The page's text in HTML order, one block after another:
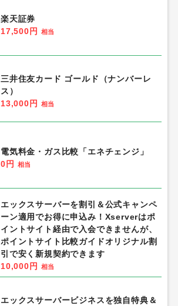
楽天証券
17,500円
相当
三井住友カード ゴールド（ナンバーレ
ス）
13,000円
相当
電気料金・ガス比較「エネチェンジ」
0円
相当
エックスサーバーを割引＆公式キャンペ
ーン適用でお得に申込み！Xserverはポ
イントサイト経由で入会できませんが、
ポイントサイト比較ガイドオリジナル割
引で安く新規契約できます
10,000円
相当
エックスサーバービジネスを独自特典＆